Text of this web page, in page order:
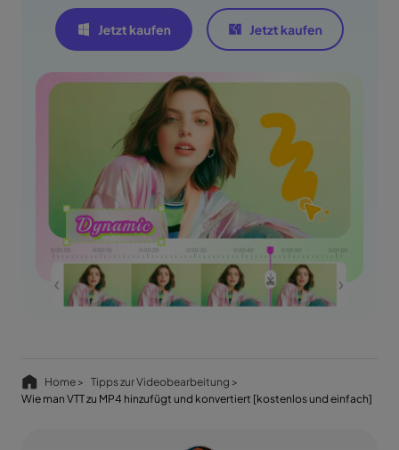
Home > Tipps zur Videobearbeitung >
Wie man VTT zu MP4 hinzufügt und konvertiert [kostenlos und einfach]